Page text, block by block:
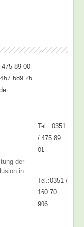
89 00
689 26
Tel.: 0351
/ 475 89
01
der
in
Tel.:0351 /
160 70
906